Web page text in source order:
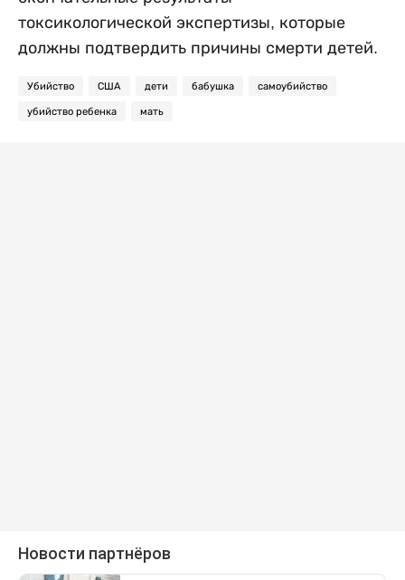
токсикологической экспертизы, которые
должны подтвердить причины смерти детей.
Убийство США дети бабушка самоубийство
убийство ребенка мать